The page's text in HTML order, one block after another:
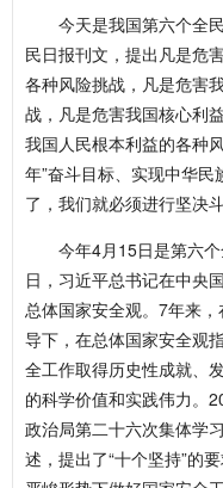
今天是我国第六个全
民日报刊文，提出凡是危
各种风险挑战，凡是危害
战，凡是危害我国核心利
我国人民根本利益的各种
年”奋斗目标、实现中华
了，我们就必须进行坚决
今年4月15日是第六
日，习近平总书记在中央
总体国家安全观。7年来
导下，在总体国家安全观
全工作取得历史性成就、
的科学价值和实践伟力。
政治局第二十六次集体学
述，提出了“十个坚持”的